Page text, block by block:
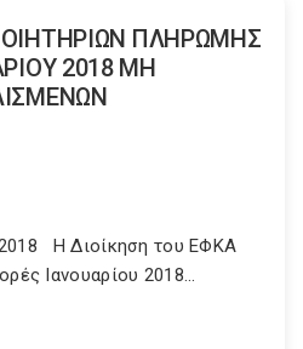
ΠΛΗΡΩΜΗΣ
2018 ΜΗ
Η Διοίκηση του ΕΦΚΑ
Ιανουαρίου 2018...